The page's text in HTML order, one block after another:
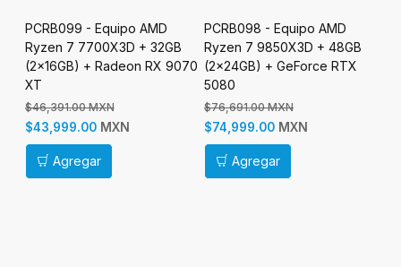
PCRB099 - Equipo AMD
Ryzen 7 7700X3D + 32GB
(2x16GB) + Radeon RX 9070
XT
$46,391.00 MXN
$43,999.00 MXN
Agregar
PCRB098 - Equipo AMD
Ryzen 7 9850X3D + 48GB
(2x24GB) + GeForce RTX
5080
$76,691.00 MXN
$74,999.00 MXN
Agregar